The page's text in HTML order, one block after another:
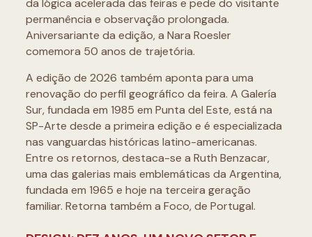
da lógica acelerada das feiras e pede do visitante
permanência e observação prolongada.
Aniversariante da edição, a Nara Roesler
comemora 50 anos de trajetória.
A edição de 2026 também aponta para uma
renovação do perfil geográfico da feira. A Galería
Sur, fundada em 1985 em Punta del Este, está na
SP-Arte desde a primeira edição e é especializada
nas vanguardas históricas latino-americanas.
Entre os retornos, destaca-se a Ruth Benzacar,
uma das galerias mais emblemáticas da Argentina,
fundada em 1965 e hoje na terceira geração
familiar. Retorna também a Foco, de Portugal.